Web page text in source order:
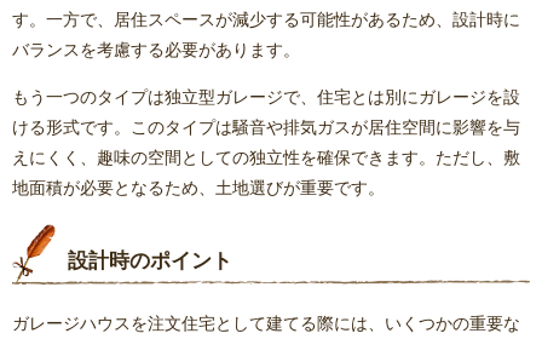
す。一方で、居住スペースが減少する可能性があるため、設計時に
バランスを考慮する必要があります。
もう一つのタイプは独立型ガレージで、住宅とは別にガレージを設
ける形式です。このタイプは騒音や排気ガスが居住空間に影響を与
えにくく、趣味の空間としての独立性を確保できます。ただし、敷
地面積が必要となるため、土地選びが重要です。
設計時のポイント
ガレージハウスを注文住宅として建てる際には、いくつかの重要な